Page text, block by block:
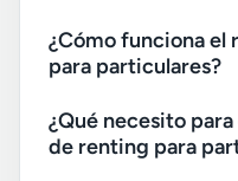
¿Cómo funciona el
para particulares?
¿Qué necesito
de renting para